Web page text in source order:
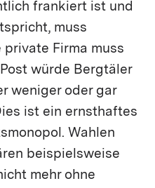
frankiert ist und
muss
Firma muss
würde Bergtäler
weniger oder gar
ist ein ernsthaftes
Wahlen
beispielsweise
mehr ohne